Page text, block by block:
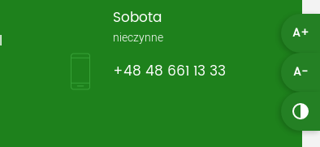
A+
A-
Sobota
nieczynne
+48 48 661 13 33